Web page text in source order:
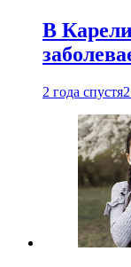
В
2 года спустя